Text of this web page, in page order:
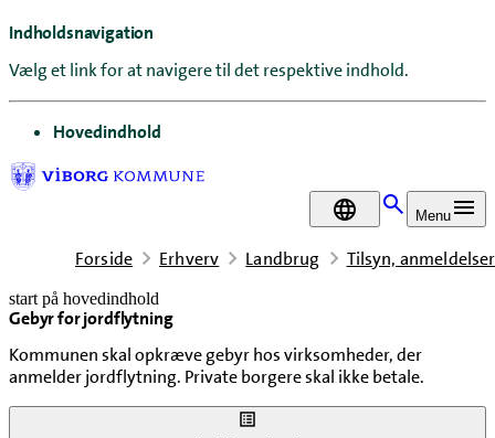
Indholdsnavigation
Vælg et link for at navigere til det respektive indhold.
gå til
Hovedindhold
DA Menu
Forside Erhverv Landbrug Tilsyn,
start på hovedindhold
Gebyr for jordflytning
Kommunen skal opkræve gebyr hos virksomheder, der
anmelder jordflytning. Private borgere skal ikke betale.
senest opdateret 19. februar 2026